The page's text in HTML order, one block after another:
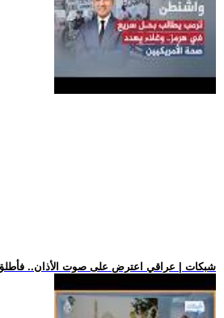
.. شبكات | عراقي اعترض على صوت الأذان.. فأطلق